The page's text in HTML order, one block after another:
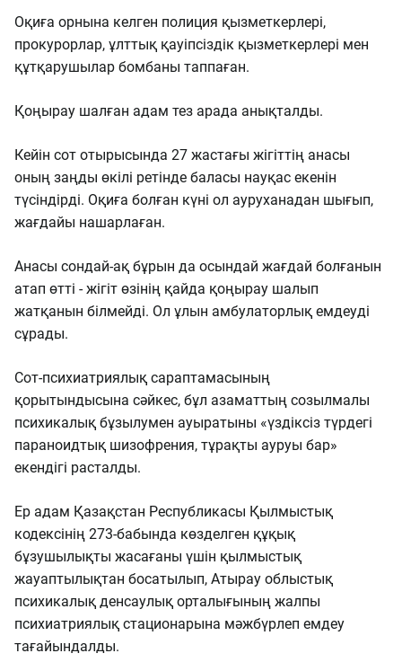
Оқиға орнына келген полиция қызметкерлері,
прокурорлар, ұлттық қауіпсіздік қызметкерлері мен
құтқарушылар бомбаны таппаған.
Қоңырау шалған адам тез арада анықталды.
Кейін сот отырысында 27 жастағы жігіттің анасы
оның заңды өкілі ретінде баласы науқас екенін
түсіндірді. Оқиға болған күні ол ауруханадан шығып,
жағдайы нашарлаған.
Анасы сондай-ақ бұрын да осындай жағдай болғанын
атап өтті - жігіт өзінің қайда қоңырау шалып
жатқанын білмейді. Ол ұлын амбулаторлық емдеуді
сұрады.
Сот-психиатриялық сараптамасының
қорытындысына сәйкес, бұл азаматтың созылмалы
психикалық бұзылумен ауыратыны «үздіксіз түрдегі
параноидтық шизофрения, тұрақты ауруы бар»
екендігі расталды.
Ер адам Қазақстан Республикасы Қылмыстық
кодексінің 273-бабында көзделген құқық
бұзушылықты жасағаны үшін қылмыстық
жауаптылықтан босатылып, Атырау облыстық
психикалық денсаулық орталығының жалпы
психиатриялық стационарына мәжбүрлеп емдеу
тағайындалды.